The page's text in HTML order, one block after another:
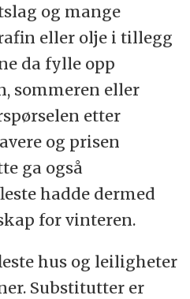
og mange
eller olje i tillegg
da fylle opp
sommeren eller
etter
og prisen
ga også
hadde dermed
for vinteren.
hus og leiligheter
Substitutter er